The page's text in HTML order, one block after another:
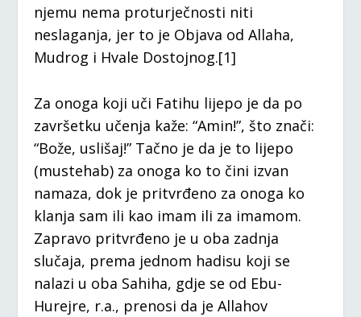
njemu nema proturječnosti niti
neslaganja, jer to je Objava od Allaha,
Mudrog i Hvale Dostojnog.[1]
Za onoga koji uči Fatihu lijepo je da po
završetku učenja kaže: “Amin!”, što znači:
“Bože, uslišaj!” Tačno je da je to lijepo
(mustehab) za onoga ko to čini izvan
namaza, dok je pritvrđeno za onoga ko
klanja sam ili kao imam ili za imamom.
Zapravo pritvrđeno je u oba zadnja
slučaja, prema jednom hadisu koji se
nalazi u oba Sahiha, gdje se od Ebu-
Hurejre, r.a., prenosi da je Allahov